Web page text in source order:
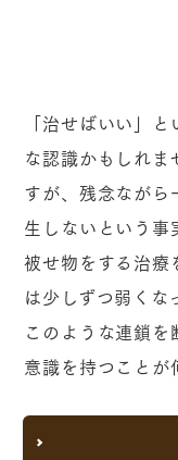
「治せばいい」
な認識かもしれま
すが、残念なが
生しないという事
被せ物をする治療
は少しずつ弱くな
このような連鎖
意識を持つことが